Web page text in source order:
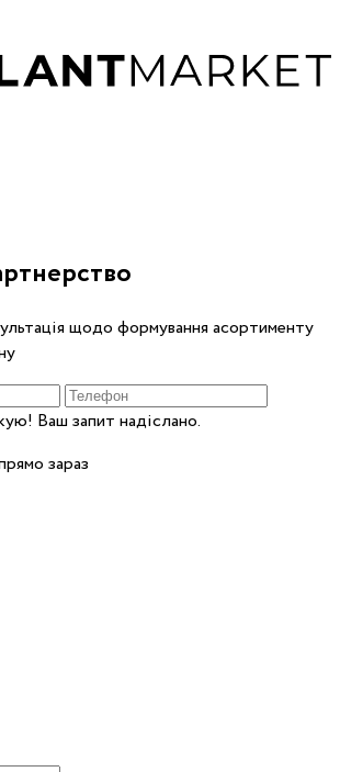
щодо формування асортименту
Ваш запит надіслано.
зараз